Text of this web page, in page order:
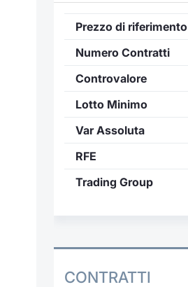
Prezzo di riferimento
Numero Contratti
Controvalore
Lotto Minimo
Var Assoluta
RFE
Trading Group
CONTRATTI